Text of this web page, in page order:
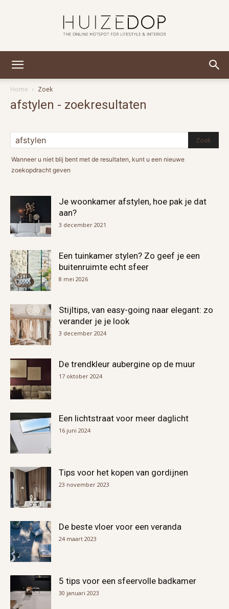
Home
Zoek
afstylen - zoekresultaten
Wanneer u niet blij bent met de resultaten, kunt u een nieuwe
zoekopdracht geven
Je woonkamer afstylen, hoe pak je dat
aan?
3 december 2021
Een tuinkamer stylen? Zo geef je een
buitenruimte echt sfeer
8 mei 2026
Stijltips, van easy-going naar elegant: zo
verander je je look
3 december 2024
De trendkleur aubergine op de muur
17 oktober 2024
Een lichtstraat voor meer daglicht
16 juni 2024
Tips voor het kopen van gordijnen
23 november 2023
De beste vloer voor een veranda
24 maart 2023
5 tips voor een sfeervolle badkamer
30 januari 2023